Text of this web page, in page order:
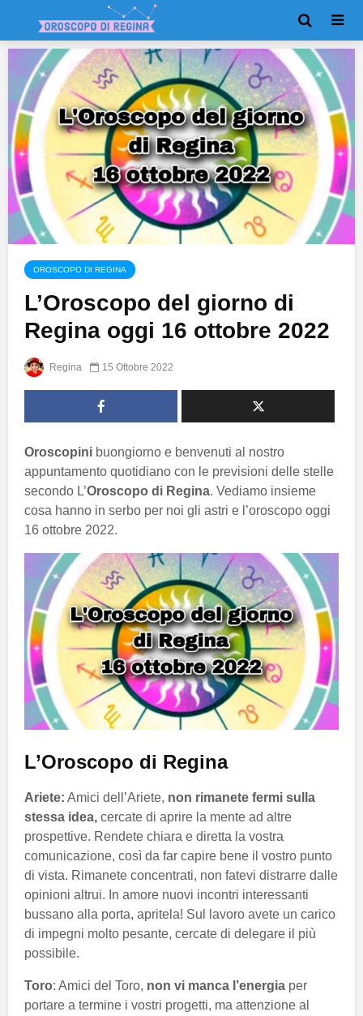
OROSCOPO DI REGINA
L’Oroscopo del giorno di
Regina oggi 16 ottobre 2022
Regina 15 Ottobre 2022
Oroscopini buongiorno e benvenuti al nostro
appuntamento quotidiano con le previsioni delle stelle
secondo L’Oroscopo di Regina. Vediamo insieme
cosa hanno in serbo per noi gli astri e l’oroscopo oggi
16 ottobre 2022.
L’Oroscopo di Regina
Ariete: Amici dell’Ariete, non rimanete fermi sulla
stessa idea, cercate di aprire la mente ad altre
prospettive. Rendete chiara e diretta la vostra
comunicazione, così da far capire bene il vostro punto
di vista. Rimanete concentrati, non fatevi distrarre dalle
opinioni altrui. In amore nuovi incontri interessanti
bussano alla porta, apritela! Sul lavoro avete un carico
di impegni molto pesante, cercate di delegare il più
possibile.
Toro: Amici del Toro, non vi manca l’energia per
portare a termine i vostri progetti, ma attenzione al